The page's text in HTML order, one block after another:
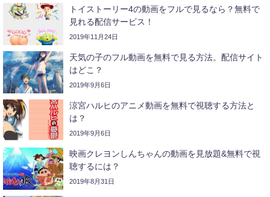
トイストーリー4の動画をフルで見るなら？無料で
見れる配信サービス！
2019年11月24日
天気の子のフル動画を無料で見る方法。配信サイト
はどこ？
2019年9月6日
涼宮ハルヒのアニメ動画を無料で視聴する方法と
は？
2019年9月6日
映画クレヨンしんちゃんの動画を見放題&無料で視
聴するには？
2019年8月31日